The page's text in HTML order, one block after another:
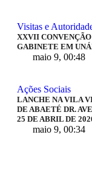
Visitas e
XXVII
GABINETE EM
maio 9, 00:48
Ações Sociais
LANCHE NA VILA
DE ABAETÉ DR.
25 DE ABRIL DE
maio 9, 00:34